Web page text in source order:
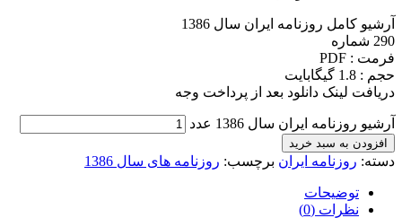
آرشیو کامل روزنامه ایران سال 1386
290 شماره
فرمت : PDF
حجم : 1.8 گیگابایت
دریافت لینک دانلود بعد از پرداخت وجه
آرشیو روزنامه ایران سال 1386 عدد
افزودن به سبد خرید
دسته: روزنامه ایران برچسب: روزنامه های سال 1386
توضیحات
نظرات (0)